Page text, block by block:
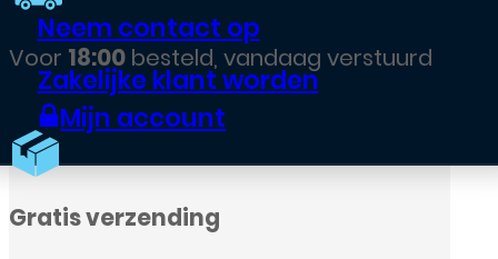
Neem contact op
Zakelijke klant worden
Mijn account